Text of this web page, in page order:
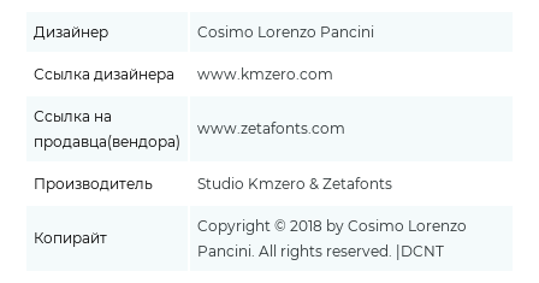
Дизайнер Cosimo Lorenzo Pancini
Ссылка дизайнера www.kmzero.com
Ссылка на
продавца(вендора)
www.zetafonts.com
Производитель Studio Kmzero & Zetafonts
Копирайт
Copyright © 2018 by Cosimo Lorenzo
Pancini. All rights reserved. |DCNT